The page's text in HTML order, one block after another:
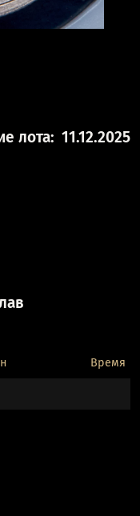
лота: 11.12.2025
Время